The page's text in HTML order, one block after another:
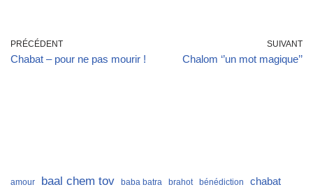
PRÉCÉDENT
Chabat – pour ne pas mourir !
SUIVANT
Chalom ‘’un mot magique’’
amour baal chem tov baba batra brahot bénédiction chabat